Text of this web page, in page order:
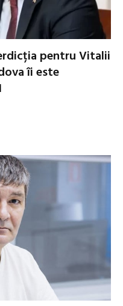
pentru Vitalii
îi este